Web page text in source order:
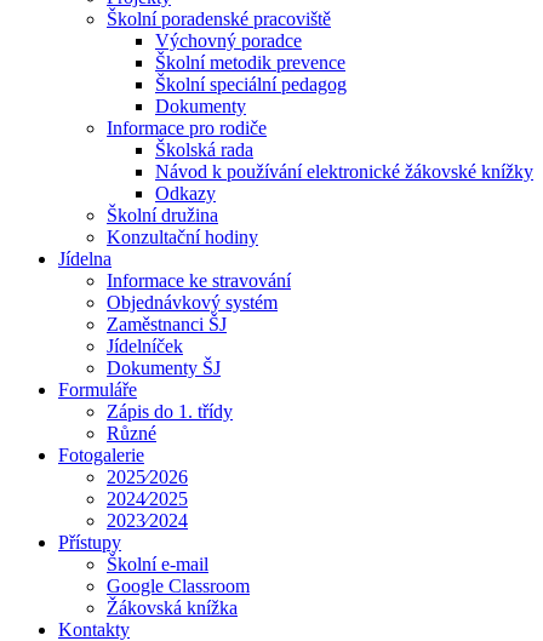
Školní poradenské pracoviště
Výchovný poradce
Školní metodik prevence
Školní speciální pedagog
Dokumenty
Informace pro rodiče
Školská rada
Návod k používání elektronické žákovské knížky
Odkazy
Školní družina
Konzultační hodiny
Jídelna
Informace ke stravování
Objednávkový systém
Zaměstnanci ŠJ
Jídelníček
Dokumenty ŠJ
Formuláře
Zápis do 1. třídy
Různé
Fotogalerie
2025⁄2026
2024⁄2025
2023⁄2024
Přístupy
Školní e-mail
Google Classroom
Žákovská knížka
Kontakty